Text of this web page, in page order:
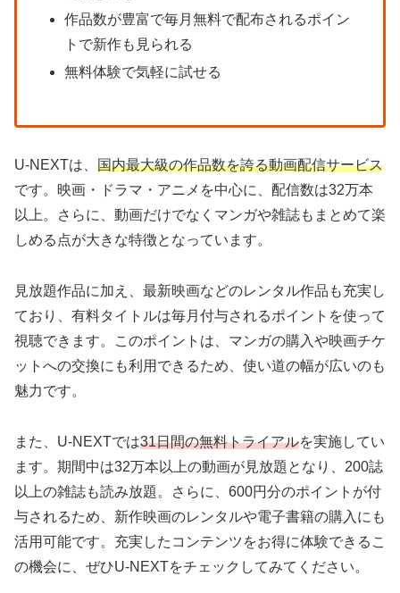
作品数が豊富で毎月無料で配布されるポイン
トで新作も見られる
無料体験で気軽に試せる
U-NEXTは、 国内最大級の作品数を誇る動画配信サービス
です。映画・ドラマ・アニメを中心に、配信数は32万本
以上。さらに、動画だけでなくマンガや雑誌もまとめて楽
しめる点が大きな特徴となっています。
見放題作品に加え、最新映画などのレンタル作品も充実し
ており、有料タイトルは毎月付与されるポイントを使って
視聴できます。このポイントは、マンガの購入や映画チケ
ットへの交換にも利用できるため、使い道の幅が広いのも
魅力です。
また、U-NEXTでは31日間の無料トライアルを実施してい
ます。期間中は32万本以上の動画が見放題となり、200誌
以上の雑誌も読み放題。さらに、600円分のポイントが付
与されるため、新作映画のレンタルや電子書籍の購入にも
活用可能です。充実したコンテンツをお得に体験できるこ
の機会に、ぜひU-NEXTをチェックしてみてください。